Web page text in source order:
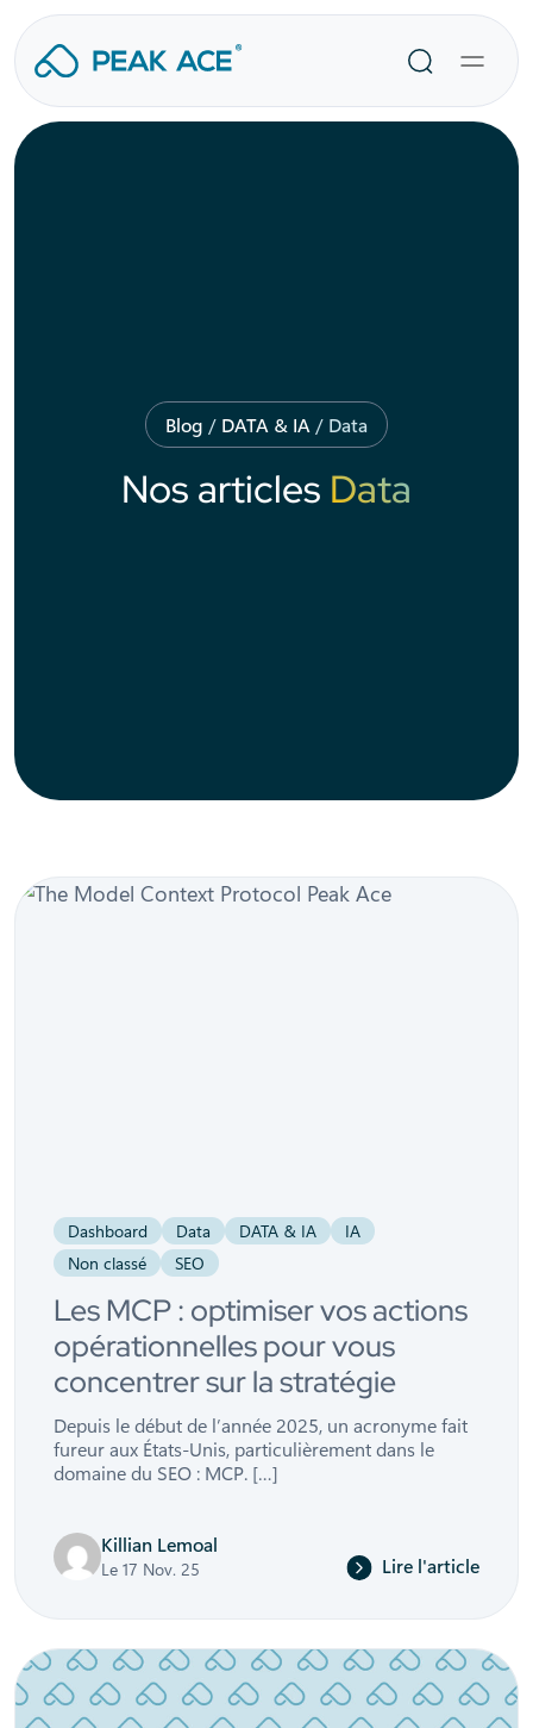
Aller
contenu
Recherche
Blog / DATA & IA / Data
Nos articles Data
Dashboard Data DATA & IA
IA
Non classé
SEO
Les MCP : optimiser vos actions
opérationnelles pour vous
concentrer sur la stratégie
Depuis le début de l’année 2025, un acronyme fait
fureur aux États-Unis, particulièrement dans le
domaine du SEO : MCP. […]
Killian Lemoal
Le 17 Nov. 25 Lire l'article